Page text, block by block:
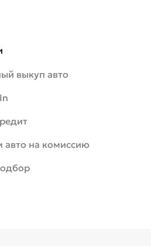
выкуп авто
авто на комиссию